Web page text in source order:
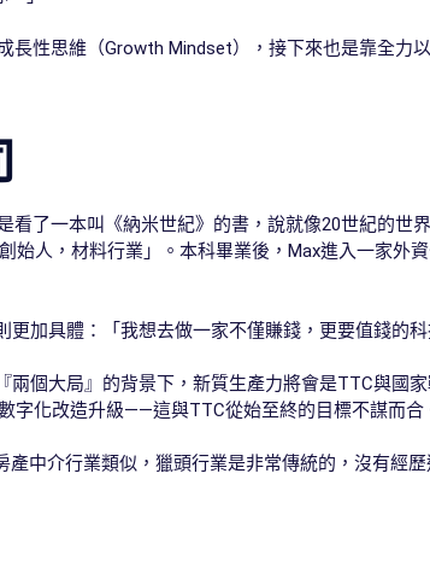
性思維（Growth Mindset），接下來也是靠全力以
了一本叫《納米世紀》的書，說就像20世紀的世
始人，材料行業」。本科畢業後，Max進入一家外
加具體：「我想去做一家不僅賺錢，更要值錢的科
個大局』的背景下，新質生產力將會是TTC與國
字化改造升級——這與TTC從始至終的目標不謀而合
中介行業類似，獵頭行業是非常傳統的，沒有經